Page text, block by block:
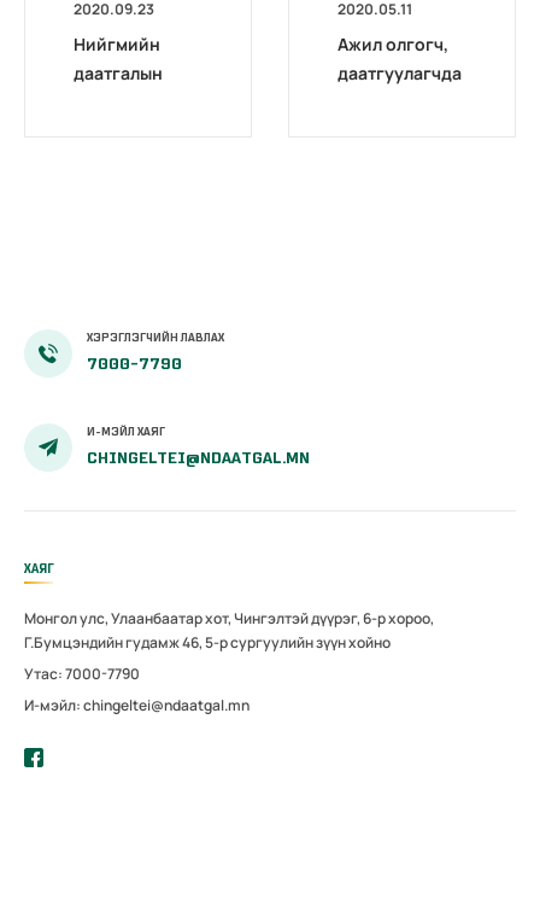
2020.09.23
Нийгмийн
даатгалын
2020.05.11
Ажил олгогч,
даатгуулагчда
ХЭРЭГЛЭГЧИЙН ЛАВЛАХ
7000-7790
И-МЭЙЛ ХАЯГ
CHINGELTEI@NDAATGAL.MN
ХАЯГ
Монгол улс, Улаанбаатар хот, Чингэлтэй дүүрэг, 6-р хороо,
Г.Бумцэндийн гудамж 46, 5-р сургуулийн зүүн хойно
Утас: 7000-7790
И-мэйл: chingeltei@ndaatgal.mn